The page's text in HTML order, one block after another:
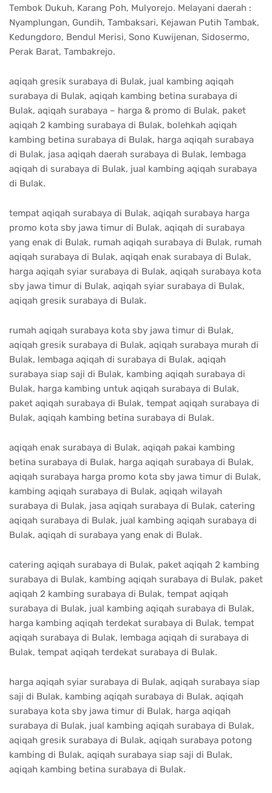
Tembok Dukuh, Karang Poh, Mulyorejo. Melayani daerah :
Nyamplungan, Gundih, Tambaksari, Kejawan Putih Tambak,
Kedungdoro, Bendul Merisi, Sono Kuwijenan, Sidosermo,
Perak Barat, Tambakrejo.
aqiqah gresik surabaya di Bulak, jual kambing aqiqah
surabaya di Bulak, aqiqah kambing betina surabaya di
Bulak, aqiqah surabaya – harga & promo di Bulak, paket
aqiqah 2 kambing surabaya di Bulak, bolehkah aqiqah
kambing betina surabaya di Bulak, harga aqiqah surabaya
di Bulak, jasa aqiqah daerah surabaya di Bulak, lembaga
aqiqah di surabaya di Bulak, jual kambing aqiqah surabaya
di Bulak.
tempat aqiqah surabaya di Bulak, aqiqah surabaya harga
promo kota sby jawa timur di Bulak, aqiqah di surabaya
yang enak di Bulak, rumah aqiqah surabaya di Bulak, rumah
aqiqah surabaya di Bulak, aqiqah enak surabaya di Bulak,
harga aqiqah syiar surabaya di Bulak, aqiqah surabaya kota
sby jawa timur di Bulak, aqiqah syiar surabaya di Bulak,
aqiqah gresik surabaya di Bulak.
rumah aqiqah surabaya kota sby jawa timur di Bulak,
aqiqah gresik surabaya di Bulak, aqiqah surabaya murah di
Bulak, lembaga aqiqah di surabaya di Bulak, aqiqah
surabaya siap saji di Bulak, kambing aqiqah surabaya di
Bulak, harga kambing untuk aqiqah surabaya di Bulak,
paket aqiqah surabaya di Bulak, tempat aqiqah surabaya di
Bulak, aqiqah kambing betina surabaya di Bulak.
aqiqah enak surabaya di Bulak, aqiqah pakai kambing
betina surabaya di Bulak, harga aqiqah surabaya di Bulak,
aqiqah surabaya harga promo kota sby jawa timur di Bulak,
kambing aqiqah surabaya di Bulak, aqiqah wilayah
surabaya di Bulak, jasa aqiqah surabaya di Bulak, catering
aqiqah surabaya di Bulak, jual kambing aqiqah surabaya di
Bulak, aqiqah di surabaya yang enak di Bulak.
catering aqiqah surabaya di Bulak, paket aqiqah 2 kambing
surabaya di Bulak, kambing aqiqah surabaya di Bulak, paket
aqiqah 2 kambing surabaya di Bulak, tempat aqiqah
surabaya di Bulak, jual kambing aqiqah surabaya di Bulak,
harga kambing aqiqah terdekat surabaya di Bulak, tempat
aqiqah surabaya di Bulak, lembaga aqiqah di surabaya di
Bulak, tempat aqiqah terdekat surabaya di Bulak.
harga aqiqah syiar surabaya di Bulak, aqiqah surabaya siap
saji di Bulak, kambing aqiqah surabaya di Bulak, aqiqah
surabaya kota sby jawa timur di Bulak, harga aqiqah
surabaya di Bulak, jual kambing aqiqah surabaya di Bulak,
aqiqah gresik surabaya di Bulak, aqiqah surabaya potong
kambing di Bulak, aqiqah surabaya siap saji di Bulak,
aqiqah kambing betina surabaya di Bulak.